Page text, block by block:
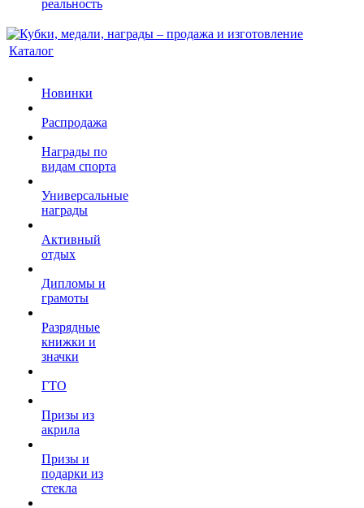
реальность
Каталог
Новинки
Распродажа
Награды по
видам спорта
Универсальные
награды
Активный
отдых
Дипломы и
грамоты
Разрядные
книжки и
значки
ГТО
Призы из
акрила
Призы и
подарки из
стекла